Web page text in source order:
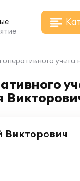
оперативного
Викторович